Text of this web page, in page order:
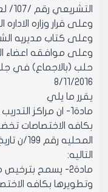
التشريعي رقم /107/ لعام 2011
وعلى قرار وزاره الاداره المحليه رقم
وعلى كتاب مديريه
وعلى موافقه اعضاء
8/١١/٢٠١٦
يقرر ما يلي
مادة1- ان مراكز
بكافه الاختصاصات تخضع
التاليه:
مادة٢- يسمح
وتطويرها بكافه